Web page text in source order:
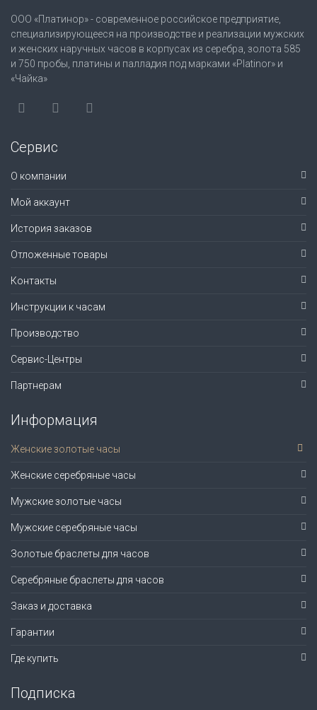
ООО «Платинор» - современное российское предприятие,
специализирующееся на производстве и реализации мужских
и женских наручных часов в корпусах из серебра, золота 585
и 750 пробы, платины и палладия под марками «Platinor» и
«Чайка»
Сервис
О компании
Мой аккаунт
История заказов
Отложенные товары
Контакты
Инструкции к часам
Производство
Сервис-Центры
Партнерам
Информация
Женские золотые часы
Женские серебряные часы
Мужские золотые часы
Мужские серебряные часы
Золотые браслеты для часов
Серебряные браслеты для часов
Заказ и доставка
Гарантии
Где купить
Подписка